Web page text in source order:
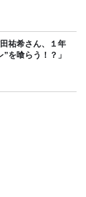
を喰らう！？」